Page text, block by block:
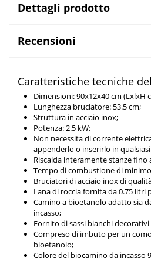
Dettagli prodotto
Recensioni
Caratteristiche tecniche
Dimensioni: 90x12x40 cm (LxlxH
Lunghezza bruciatore: 53.5 cm;
Struttura in acciaio inox;
Potenza: 2.5 kW;
Non necessita di corrente
appenderlo o inserirlo in
Riscalda interamente stanze fino
Tempo di combustione di
Bruciatori di acciaio inox di
Lana di roccia fornita da 0.75 litri
Camino a bioetanolo adatto sia
incasso;
Fornito di sassi bianchi
Compreso di imbuto per un
bioetanolo;
Colore del biocamino da incasso